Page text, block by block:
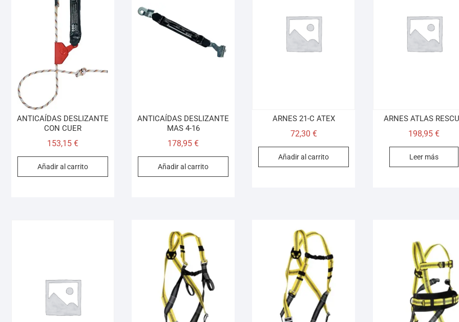
ANTICAÍDAS DESLIZANTE
CON CUER
153,15 €
Añadir al carrito
ANTICAÍDAS DESLIZANTE
MAS 4-16
178,95€
Añadir al carrito
ARNES 21-C ATEX
72,30 €
Añadir al carrito
ARNES ATLAS
198,95€
Leer más